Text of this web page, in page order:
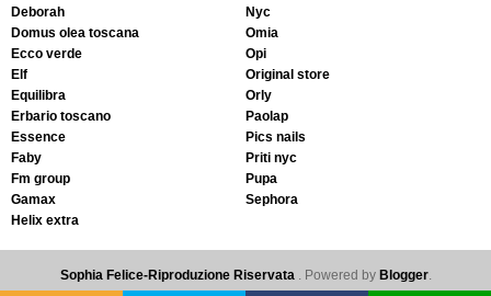
deborah
domus olea toscana
ecco verde
elf
equilibra
erbario toscano
essence
faby
fm group
gamax
helix extra
nyc
omia
opi
original store
orly
paolap
pics nails
priti nyc
pupa
sephora
Sophia Felice-Riproduzione Riservata. Powered by Blogger.